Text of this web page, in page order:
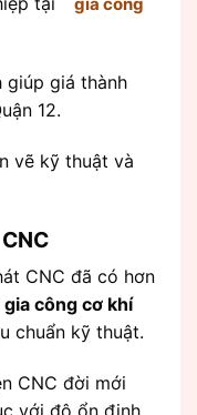
gia công
giúp giá thành
12.
vẽ kỹ thuật và
CNC đã có hơn
gia công cơ khí
chuẩn kỹ thuật.
CNC đời mới